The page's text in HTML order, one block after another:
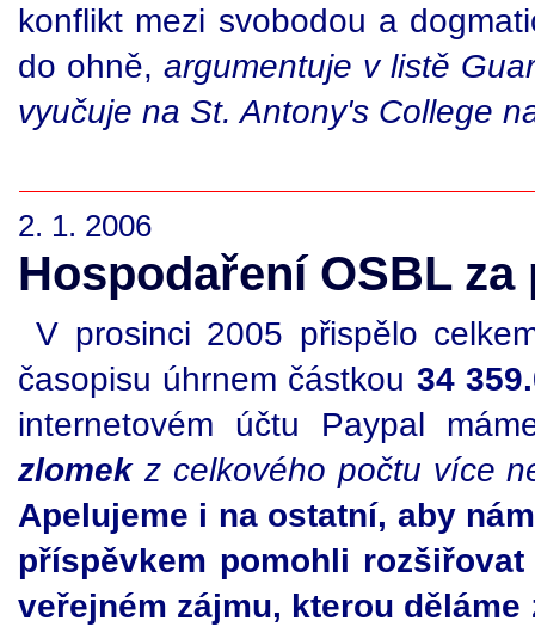
konflikt mezi svobodou a
do ohně, argumentuje v listě
vyučuje na St. Antony's College
2. 1. 2006
Hospodaření OSBL za
V prosinci 2005 přispělo
časopisu úhrnem částkou 34
internetovém účtu Paypal
zlomekz celkového počtu více
Apelujeme i na ostatní, aby
příspěvkem pomohli
veřejném zájmu, kterou děláme